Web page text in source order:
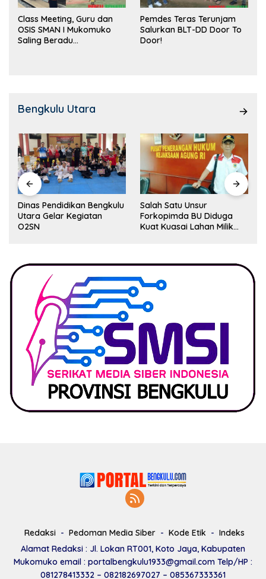
Class Meeting, Guru dan
OSIS SMAN I Mukomuko
Saling Beradu
Pemdes Teras Terunjam
Salurkan BLT-DD Door To
Door!
Bengkulu Utara
Dinas Pendidikan Bengkulu
Utara Gelar Kegiatan
O2SN
Salah Satu Unsur
Forkopimda BU Diduga
Kuat Kuasai Lahan Milik
Redaksi Pedoman Media Siber Kode Etik
Indeks
Alamat Redaksi : Jl. Lokan RT001, Koto Jaya, Kabupaten
Mukomuko email : portalbengkulu1933@gmail.com Telp/HP :
081278413332 – 082182697027 – 085367333361